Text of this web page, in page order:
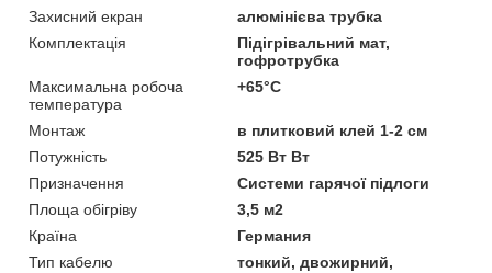
Захисний екран
алюмінієва трубка
Комплектація
Підігрівальний мат,
гофротрубка
Максимальна робоча
температура
+65°C
Монтаж
в плитковий клей 1-2 см
Потужність
525 Вт Вт
Призначення
Системи гарячої підлоги
Площа обігріву
3,5 м2
Країна
Германия
Тип кабелю
тонкий, двожирний,